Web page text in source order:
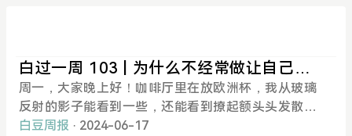
白过一周 103 | 为什么不经常做让自己开
心的事情？
周一，大家晚上好！咖啡厅里在放欧洲杯，我从玻璃
反射的影子能看到一些，还能看到撩起额头头发散热
的自己。🤔一周复盘本周关键词：「开心的事」「爽
白豆周报 · 2024-06-17